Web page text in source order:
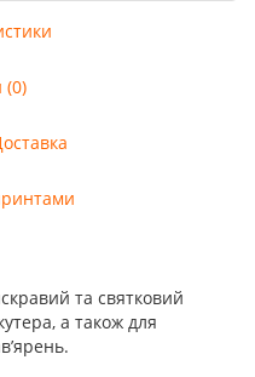
(0)
та святковий
а також для